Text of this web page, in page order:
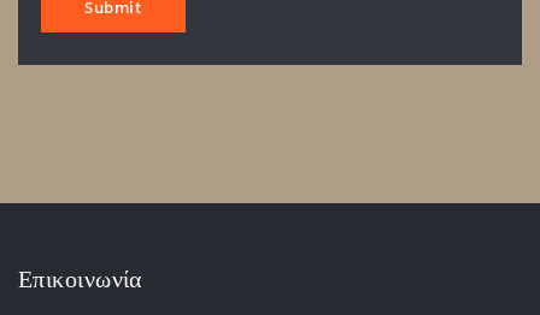
Επικοινωνία